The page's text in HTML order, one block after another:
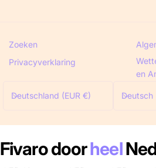
Zoeken
Privacyverklaring
en
L
d
Deutschland (EUR €)
S
a
Deutsch
Fivaro doorheel